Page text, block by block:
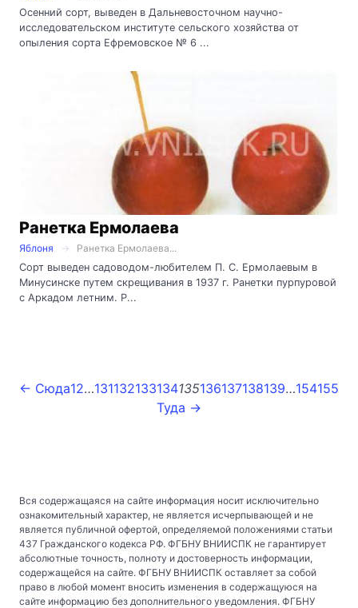
Осенний сорт, выведен в Дальневосточном научно-
исследовательском институте сельского хозяйства от
опыления сорта Ефремовское № 6 ...
Ранетка Ермолаева
Яблоня
Ранетка Ермолаева...
Сорт выведен садоводом-любителем П. С. Ермолаевым в
Минусинске путем скрещивания в 1937 г. Ранетки пурпуровой
с Аркадом летним. Р...
← Сюда12…131132133134135136137138139…154155
Туда →
Вся содержащаяся на сайте информация носит исключительно
ознакомительный характер, не является исчерпывающей и не
является публичной офертой, определяемой положениями статьи
437 Гражданского кодекса РФ. ФГБНУ ВНИИСПК не гарантирует
абсолютные точность, полноту и достоверность информации,
содержащейся на сайте. ФГБНУ ВНИИСПК оставляет за собой
право в любой момент вносить изменения в содержащуюся на
сайте информацию без дополнительного уведомления. ФГБНУ